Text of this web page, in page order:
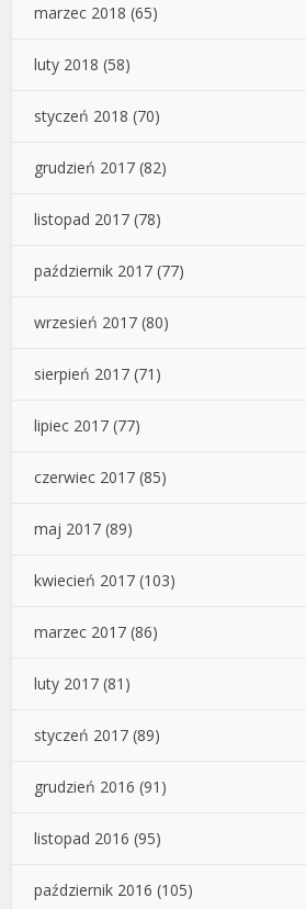
marzec 2018 (65)
luty 2018 (58)
styczeń 2018 (70)
grudzień 2017 (82)
listopad 2017 (78)
październik 2017 (77)
wrzesień 2017 (80)
sierpień 2017 (71)
lipiec 2017 (77)
czerwiec 2017 (85)
maj 2017 (89)
kwiecień 2017 (103)
marzec 2017 (86)
luty 2017 (81)
styczeń 2017 (89)
grudzień 2016 (91)
listopad 2016 (95)
październik 2016 (105)